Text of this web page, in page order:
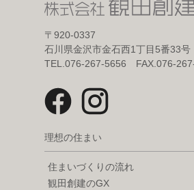
〒920-0337
石川県金沢市金石西1丁目5番33号
TEL.076-267-5656 FAX.076-
理想の住まい
住まいづくりの流れ
観田創建のGX